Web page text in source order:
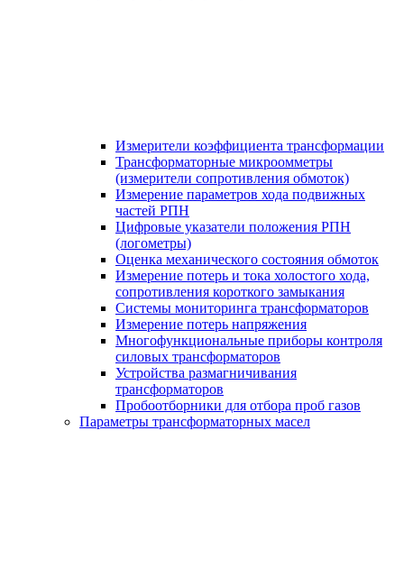
Измерители коэффициента трансформации
Трансформаторные микроомметры
(измерители сопротивления обмоток)
Измерение параметров хода подвижных
частей РПН
Цифровые указатели положения РПН
(логометры)
Оценка механического состояния обмоток
Измерение потерь и тока холостого хода,
сопротивления короткого замыкания
Системы мониторинга трансформаторов
Измерение потерь напряжения
Многофункциональные приборы контроля
силовых трансформаторов
Устройства размагничивания
трансформаторов
Пробоотборники для отбора проб газов
Параметры трансформаторных масел